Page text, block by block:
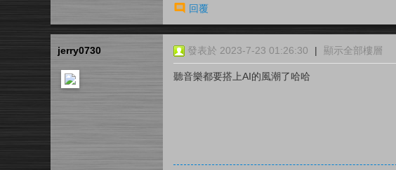
回覆
jerry0730 發表於 2023-7-23 01:26:30 | 顯示全部樓層
聽音樂都要搭上AI的風潮了哈哈